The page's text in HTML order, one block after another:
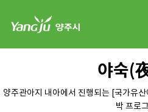
야숙(
양주관아지 내아에서 진행되는 [국가유
박 프로